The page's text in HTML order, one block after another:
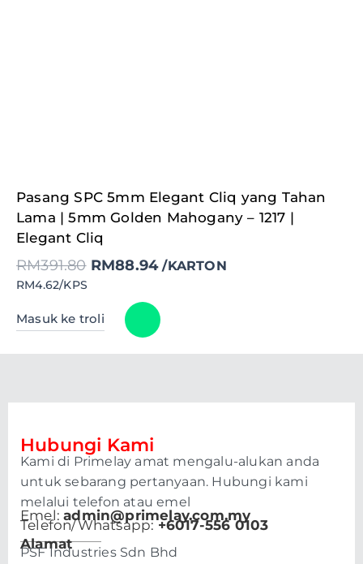
Pasang SPC 5mm Elegant Cliq yang Tahan
Lama | 5mm Golden Mahogany – 1217 |
Elegant Cliq
RM391.80
Original
price
was:
RM391.80.
RM88.94
Current
price
is:
RM88.94.
/KARTON
RM4.62/KPS
Masuk ke troli
Hubungi Kami
Kami di Primelay amat mengalu-alukan anda
untuk sebarang pertanyaan. Hubungi kami
melalui telefon atau emel
Emel:admin@primelay.com.my
Telefon/Whatsapp:+6017-556 0103
Alamat
PSF Industries Sdn Bhd